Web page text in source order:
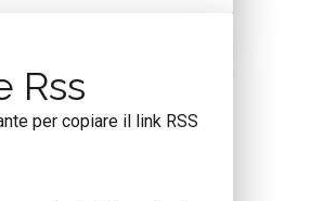
Rss
per copiare il link RSS